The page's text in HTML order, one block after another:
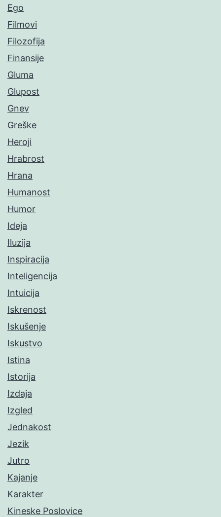
Ego
Filmovi
Filozofija
Finansije
Gluma
Glupost
Gnev
Greške
Heroji
Hrabrost
Hrana
Humanost
Humor
Ideja
Iluzija
Inspiracija
Inteligencija
Intuicija
Iskrenost
Iskušenje
Iskustvo
Istina
Istorija
Izdaja
Izgled
Jednakost
Jezik
Jutro
Kajanje
Karakter
Kineske Poslovice